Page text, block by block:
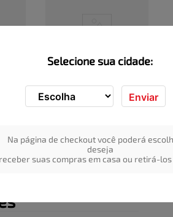
Selecione sua cidade:
Enviar
Na página de checkout você poderá
deseja
receber suas compras em casa ou retirá-
Almôndega BORDON
ADICIONAR